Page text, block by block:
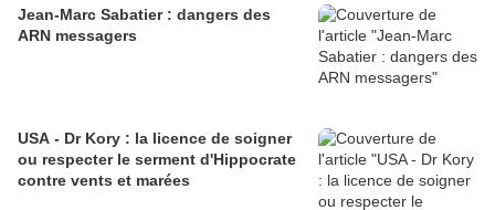
Jean-Marc Sabatier : dangers des
ARN messagers
USA - Dr Kory : la licence de soigner
ou respecter le serment d'Hippocrate
contre vents et marées